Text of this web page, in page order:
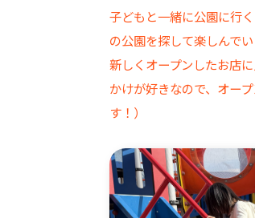
子どもと一緒に公園に行
の公園を探して楽しんでい
新しくオープンしたお店
かけが好きなので、オー
す！）